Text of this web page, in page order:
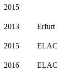
2015
2013 Erfurt
2015 ELAC
2016 ELAC